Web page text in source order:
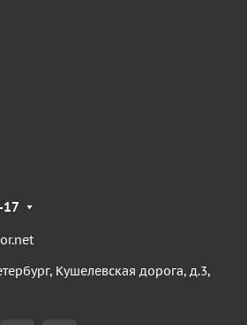
17
Кушелевская дорога, д.3,